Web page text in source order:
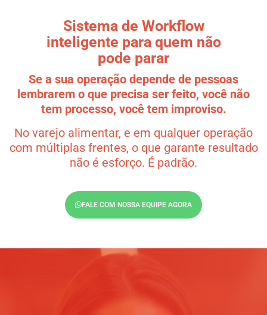
Sistema de Workflow
inteligente para quem não
pode parar
Se a sua operação depende de pessoas
lembrarem o que precisa ser feito, você não
tem processo, você tem improviso.
No varejo alimentar, e em qualquer operação
com múltiplas frentes, o que garante resultado
não é esforço. É padrão.
FALE COM NOSSA EQUIPE AGORA